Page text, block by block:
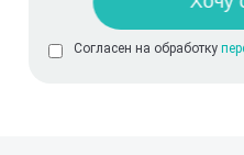
Согласен на обработку